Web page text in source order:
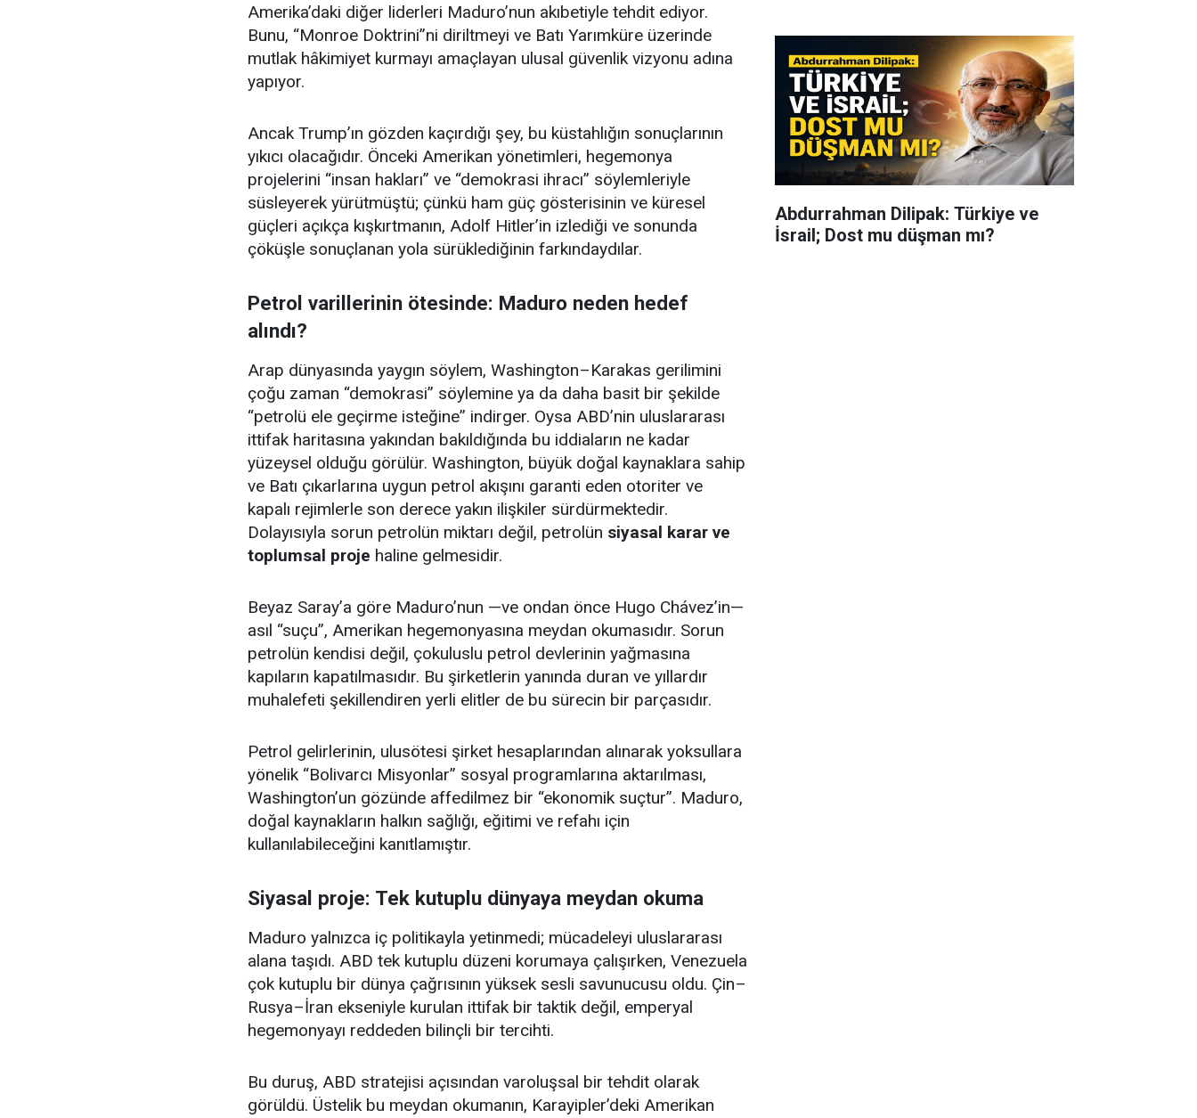
Amerika’daki diğer liderleri Maduro’nun akıbetiyle tehdit ediyor.
Bunu, “Monroe Doktrini”ni diriltmeyi ve Batı Yarımküre üzerinde
mutlak hâkimiyet kurmayı amaçlayan ulusal güvenlik vizyonu adına
yapıyor.
Ancak Trump’ın gözden kaçırdığı şey, bu küstahlığın sonuçlarının
yıkıcı olacağıdır. Önceki Amerikan yönetimleri, hegemonya
projelerini “insan hakları” ve “demokrasi ihracı” söylemleriyle
süsleyerek yürütmüştü; çünkü ham güç gösterisinin ve küresel
güçleri açıkça kışkırtmanın, Adolf Hitler’in izlediği ve sonunda
çöküşle sonuçlanan yola sürüklediğinin farkındaydılar.
Petrol varillerinin ötesinde: Maduro neden hedef
alındı?
Arap dünyasında yaygın söylem, Washington–Karakas gerilimini
çoğu zaman “demokrasi” söylemine ya da daha basit bir şekilde
“petrolü ele geçirme isteğine” indirger. Oysa ABD’nin uluslararası
ittifak haritasına yakından bakıldığında bu iddiaların ne kadar
yüzeysel olduğu görülür. Washington, büyük doğal kaynaklara sahip
ve Batı çıkarlarına uygun petrol akışını garanti eden otoriter ve
kapalı rejimlerle son derece yakın ilişkiler sürdürmektedir.
Dolayısıyla sorun petrolün miktarı değil, petrolün siyasal karar ve
toplumsal proje haline gelmesidir.
Beyaz Saray’a göre Maduro’nun —ve ondan önce Hugo Chávez’in—
asıl “suçu”, Amerikan hegemonyasına meydan okumasıdır. Sorun
petrolün kendisi değil, çokuluslu petrol devlerinin yağmasına
kapıların kapatılmasıdır. Bu şirketlerin yanında duran ve yıllardır
muhalefeti şekillendiren yerli elitler de bu sürecin bir parçasıdır.
Petrol gelirlerinin, ulusötesi şirket hesaplarından alınarak yoksullara
yönelik “Bolivarcı Misyonlar” sosyal programlarına aktarılması,
Washington’un gözünde affedilmez bir “ekonomik suçtur”. Maduro,
doğal kaynakların halkın sağlığı, eğitimi ve refahı için
kullanılabileceğini kanıtlamıştır.
Siyasal proje: Tek kutuplu dünyaya meydan okuma
Maduro yalnızca iç politikayla yetinmedi; mücadeleyi uluslararası
alana taşıdı. ABD tek kutuplu düzeni korumaya çalışırken, Venezuela
çok kutuplu bir dünya çağrısının yüksek sesli savunucusu oldu. Çin–
Rusya–İran ekseniyle kurulan ittifak bir taktik değil, emperyal
hegemonyayı reddeden bilinçli bir tercihti.
Bu duruş, ABD stratejisi açısından varoluşsal bir tehdit olarak
görüldü. Üstelik bu meydan okumanın, Karayipler’deki Amerikan
Abdurrahman Dilipak: Türkiye ve
İsrail; Dost mu düşman mı?